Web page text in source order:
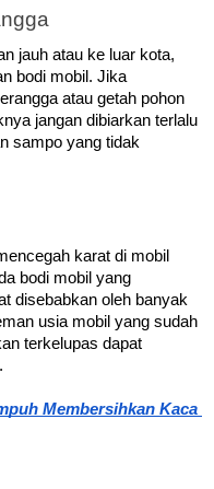
jauh atau ke luar kota,
bodi mobil. Jika
atau getah pohon
jangan dibiarkan terlalu
sampo yang tidak
karat di mobil
bodi mobil yang
disebabkan oleh banyak
usia mobil yang sudah
terkelupas dapat
Membersihkan Kaca